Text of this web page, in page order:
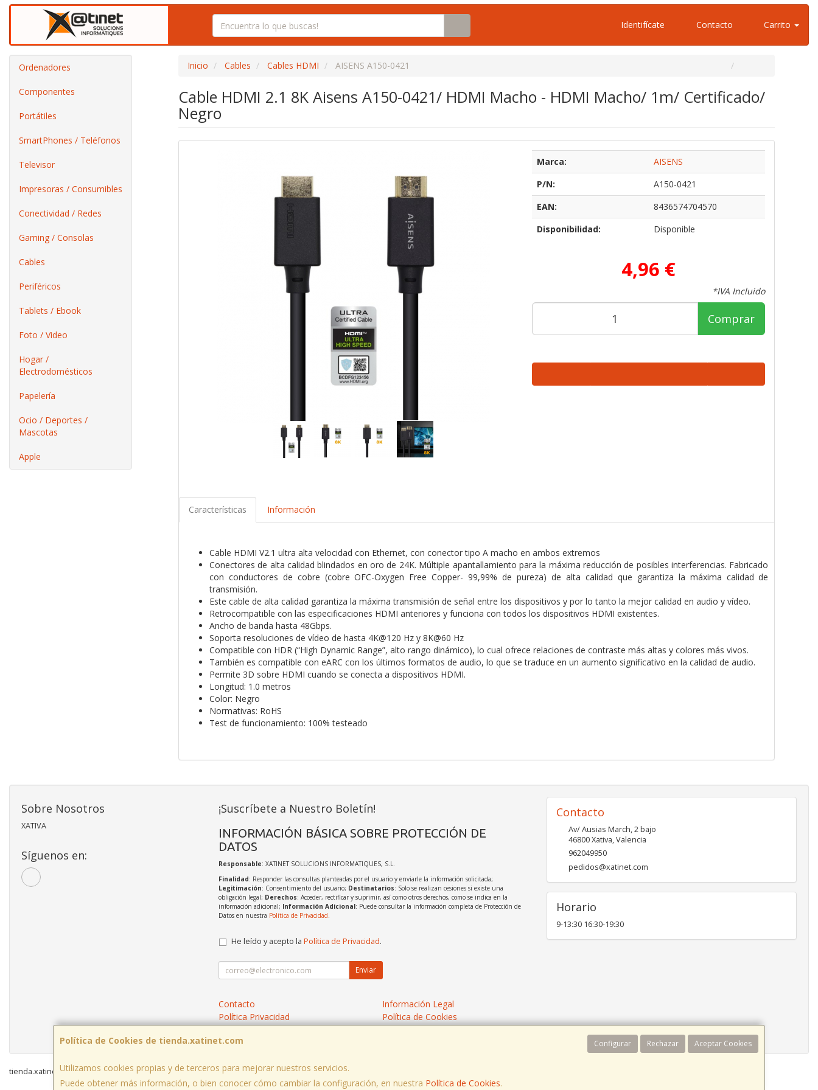
Identifícate Contacto Carrito
Ordenadores
Componentes
Portátiles
SmartPhones / Teléfonos
Televisor
Impresoras / Consumibles
Conectividad / Redes
Gaming / Consolas
Cables
Periféricos
Tablets / Ebook
Foto / Video
Hogar /
Electrodomésticos
Papelería
Ocio / Deportes /
Mascotas
Apple
Inicio Cables Cables HDMI AISENS A150-0421
Cable HDMI 2.1 8K Aisens A150-0421/ HDMI Macho - HDMI Macho/ 1m/ Certificado/
Negro
Marca:
AISENS
P/N:
A150-0421
EAN:
8436574704570
Disponibilidad:
Disponible
4,96 €
*IVA Incluido
Comprar
Características Información
Cable HDMI V2.1 ultra alta velocidad con Ethernet, con conector tipo A macho en ambos extremos
Conectores de alta calidad blindados en oro de 24K. Múltiple apantallamiento para la máxima reducción de posibles interferencias. Fabricado
con conductores de cobre (cobre OFC-Oxygen Free Copper- 99,99% de pureza) de alta calidad que garantiza la máxima calidad de
transmisión.
Este cable de alta calidad garantiza la máxima transmisión de señal entre los dispositivos y por lo tanto la mejor calidad en audio y vídeo.
Retrocompatible con las especificaciones HDMI anteriores y funciona con todos los dispositivos HDMI existentes.
Ancho de banda hasta 48Gbps.
Soporta resoluciones de vídeo de hasta 4K@120 Hz y 8K@60 Hz
Compatible con HDR (“High Dynamic Range”, alto rango dinámico), lo cual ofrece relaciones de contraste más altas y colores más vivos.
También es compatible con eARC con los últimos formatos de audio, lo que se traduce en un aumento significativo en la calidad de audio.
Permite 3D sobre HDMI cuando se conecta a dispositivos HDMI.
Longitud: 1.0 metros
Color: Negro
Normativas: RoHS
Test de funcionamiento: 100% testeado
Política de Cookies de tienda.xatinet.com Configurar Rechazar Aceptar Cookies
Utilizamos cookies propias y de terceros para mejorar nuestros servicios.
Puede obtener más información, o bien conocer cómo cambiar la configuración, en nuestra Política de Cookies.
Sobre Nosotros
XATIVA
Síguenos en:
¡Suscríbete a Nuestro Boletín!
INFORMACIÓN BÁSICA SOBRE PROTECCIÓN DE
DATOS
Responsable: XATINET SOLUCIONS INFORMATIQUES, S.L.
Finalidad: Responder las consultas planteadas por el usuario y enviarle la información solicitada;
Legitimación: Consentimiento del usuario; Destinatarios: Solo se realizan cesiones si existe una
obligación legal; Derechos: Acceder, rectificar y suprimir, así como otros derechos, como se indica en la
información adicional; Información Adicional: Puede consultar la información completa de Protección de
Datos en nuestra Política de Privacidad.
He leído y acepto la Política de Privacidad.
Enviar
Contacto
Información Legal
Política Privacidad
Política de Cookies
Contacto
Av/ Ausias March, 2 bajo
46800Xativa,Valencia
962049950
pedidos@xatinet.com
Horario
9-13:30 16:30-19:30
tienda.xatinet.com © 2026
, , , , España. - C.I.F.: B97790778 - Tfno: